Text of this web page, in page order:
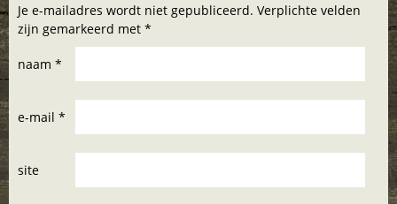
Je e-mailadres wordt niet gepubliceerd. Verplichte velden
zijn gemarkeerd met *
naam *
e-mail *
site